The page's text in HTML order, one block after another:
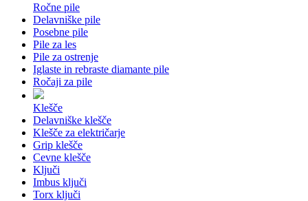
Ročne pile
Delavniške pile
Posebne pile
Pile za les
Pile za ostrenje
Iglaste in rebraste diamante pile
Ročaji za pile
Klešče
Delavniške klešče
Klešče za električarje
Grip klešče
Cevne klešče
Ključi
Imbus ključi
Torx ključi